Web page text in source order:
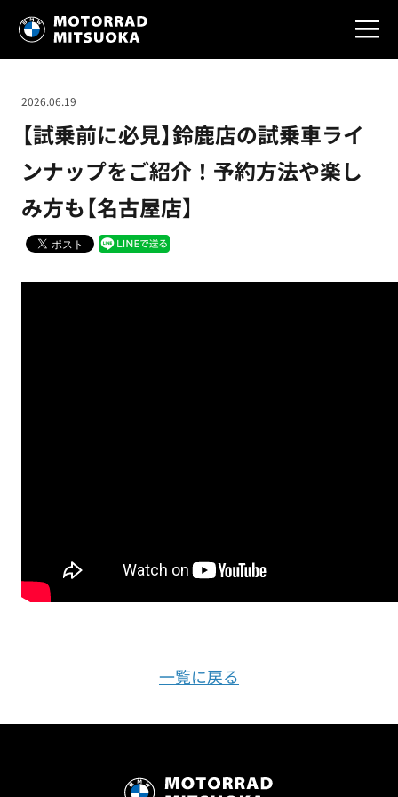
【試乗前に必見】鈴鹿店の試乗車ライ
ンナップをご紹介！予約方法や楽し
み方も【名古屋店】
2026.06.19
一覧に戻る